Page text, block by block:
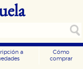
a
Cómo
comprar